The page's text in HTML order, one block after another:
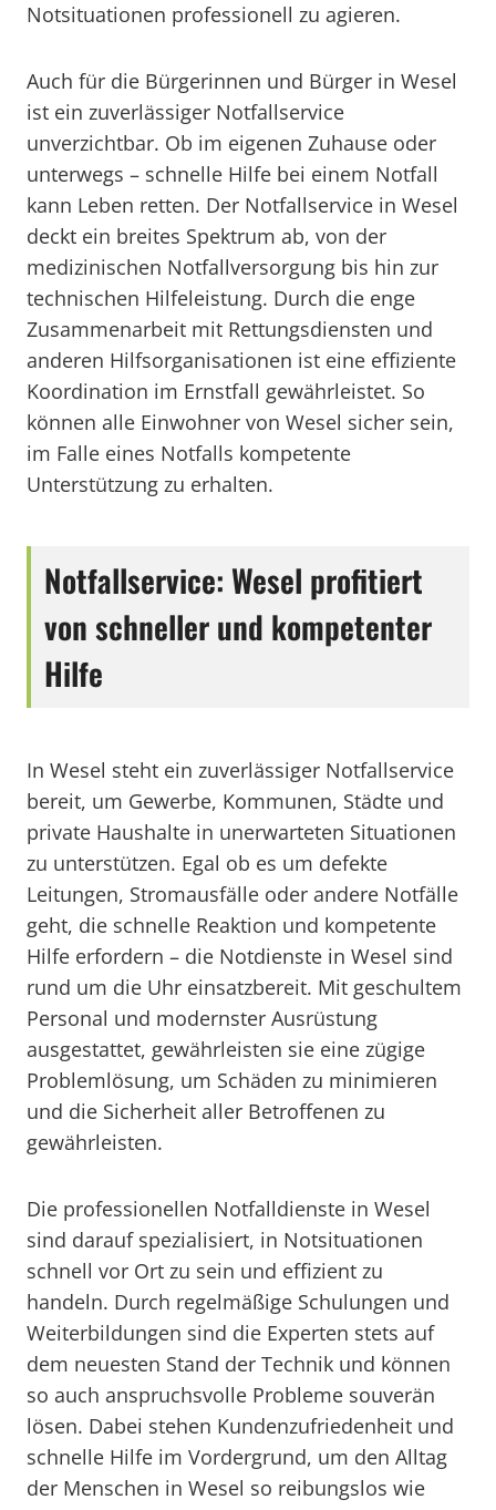
Notsituationen professionell zu agieren.
Auch für die Bürgerinnen und Bürger in Wesel
ist ein zuverlässiger Notfallservice
unverzichtbar. Ob im eigenen Zuhause oder
unterwegs – schnelle Hilfe bei einem Notfall
kann Leben retten. Der Notfallservice in Wesel
deckt ein breites Spektrum ab, von der
medizinischen Notfallversorgung bis hin zur
technischen Hilfeleistung. Durch die enge
Zusammenarbeit mit Rettungsdiensten und
anderen Hilfsorganisationen ist eine effiziente
Koordination im Ernstfall gewährleistet. So
können alle Einwohner von Wesel sicher sein,
im Falle eines Notfalls kompetente
Unterstützung zu erhalten.
Notfallservice: Wesel profitiert
von schneller und kompetenter
Hilfe
In Wesel steht ein zuverlässiger Notfallservice
bereit, um Gewerbe, Kommunen, Städte und
private Haushalte in unerwarteten Situationen
zu unterstützen. Egal ob es um defekte
Leitungen, Stromausfälle oder andere Notfälle
geht, die schnelle Reaktion und kompetente
Hilfe erfordern – die Notdienste in Wesel sind
rund um die Uhr einsatzbereit. Mit geschultem
Personal und modernster Ausrüstung
ausgestattet, gewährleisten sie eine zügige
Problemlösung, um Schäden zu minimieren
und die Sicherheit aller Betroffenen zu
gewährleisten.
Die professionellen Notfalldienste in Wesel
sind darauf spezialisiert, in Notsituationen
schnell vor Ort zu sein und effizient zu
handeln. Durch regelmäßige Schulungen und
Weiterbildungen sind die Experten stets auf
dem neuesten Stand der Technik und können
so auch anspruchsvolle Probleme souverän
lösen. Dabei stehen Kundenzufriedenheit und
schnelle Hilfe im Vordergrund, um den Alltag
der Menschen in Wesel so reibungslos wie